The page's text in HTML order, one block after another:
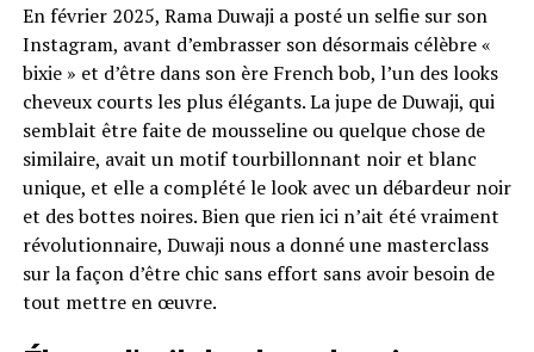
En février 2025, Rama Duwaji a posté un selfie sur son
Instagram, avant d’embrasser son désormais célèbre «
bixie » et d’être dans son ère French bob, l’un des looks
cheveux courts les plus élégants. La jupe de Duwaji, qui
semblait être faite de mousseline ou quelque chose de
similaire, avait un motif tourbillonnant noir et blanc
unique, et elle a complété le look avec un débardeur noir
et des bottes noires. Bien que rien ici n’ait été vraiment
révolutionnaire, Duwaji nous a donné une masterclass
sur la façon d’être chic sans effort sans avoir besoin de
tout mettre en œuvre.